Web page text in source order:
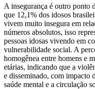
A insegurança é outro ponto
que 12,1% dos idosos
vivem muito insegura em
números absolutos, isso
pessoas idosas vivendo em
vulnerabilidade social. A
homogênea entre homens e
etárias, indicando que a
e disseminado, com impacto
saúde mental e a circulação